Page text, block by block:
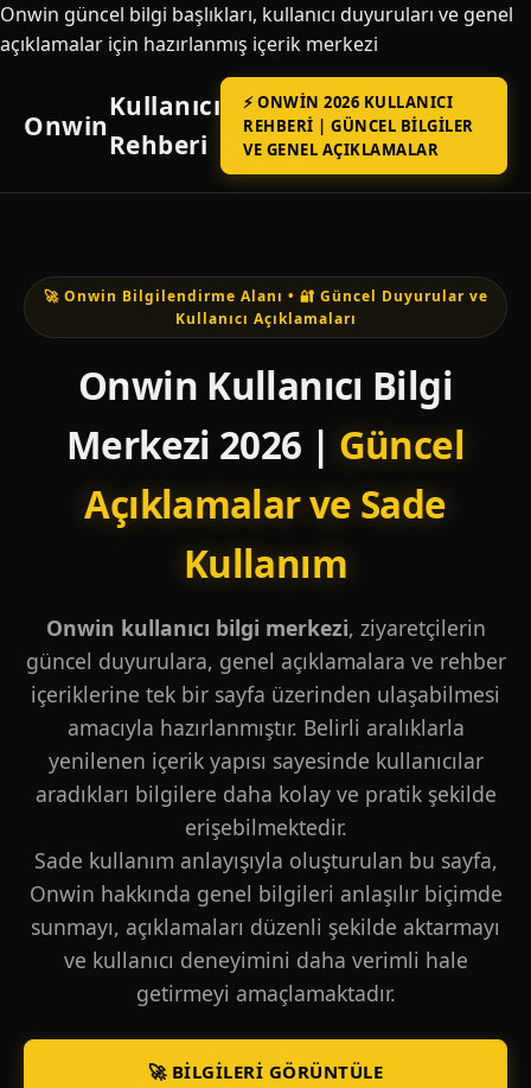
Onwin güncel bilgi başlıkları, kullanıcı duyuruları ve genel
açıklamalar için hazırlanmış içerik merkezi
Onwin
Kullanıcı
Rehberi
⚡ ONWIN 2026 KULLANICI
REHBERI | GÜNCEL BILGILER
VE GENEL AÇIKLAMALAR
🚀 Onwin Bilgilendirme Alanı • 🔐 Güncel Duyurular ve
Kullanıcı Açıklamaları
Onwin Kullanıcı Bilgi
Merkezi 2026 | Güncel
Açıklamalar ve Sade
Kullanım
Onwin kullanıcı bilgi merkezi, ziyaretçilerin
güncel duyurulara, genel açıklamalara ve rehber
içeriklerine tek bir sayfa üzerinden ulaşabilmesi
amacıyla hazırlanmıştır. Belirli aralıklarla
yenilenen içerik yapısı sayesinde kullanıcılar
aradıkları bilgilere daha kolay ve pratik şekilde
erişebilmektedir.
Sade kullanım anlayışıyla oluşturulan bu sayfa,
Onwin hakkında genel bilgileri anlaşılır biçimde
sunmayı, açıklamaları düzenli şekilde aktarmayı
ve kullanıcı deneyimini daha verimli hale
getirmeyi amaçlamaktadır.
🚀 BILGILERI GÖRÜNTÜLE